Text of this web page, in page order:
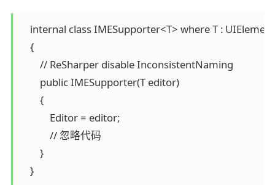
internal class IMESupporter<T> where T :
    {
        // ReSharper disable InconsistentNaming
        public IMESupporter(T editor)
        {
            Editor = editor;
            // 忽略代码
        }
    }